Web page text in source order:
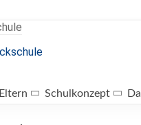
Schulkonzept